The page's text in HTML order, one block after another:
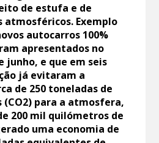
de estufa e de
atmosféricos. Exemplo
autocarros 100%
apresentados no
junho, e que em seis
já evitaram a
de 250 toneladas de
(CO2) para a atmosfera,
200 mil quilómetros de
uma economia de